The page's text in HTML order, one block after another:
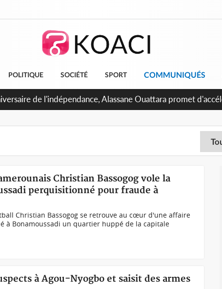
POLITIQUE SOCIÉTÉ SPORT COMMUNIQUÉS
de l'indépendance, Alassane Ouattara promet
Christian Bassogog vole la
perquisitionné pour fraude à
Christian Bassogog se retrouve au cœur d'une affaire
à Bonamoussadi un quartier huppé de la capitale
à Agou-Nyogbo et saisit des armes